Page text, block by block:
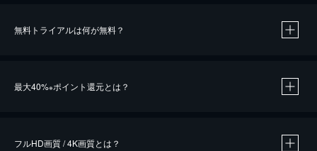
無料トライアルは何が無料？
最大40%※ポイント還元とは？
フルHD画質 / 4K画質とは？